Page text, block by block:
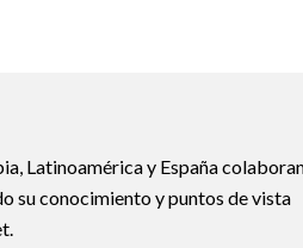
Latinoamérica y España
su conocimiento y puntos de vista